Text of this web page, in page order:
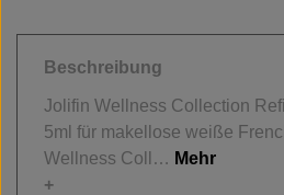
Beschreibung
Jolifin Wellness Collection
5ml für makellose weiße
Wellness Coll… Mehr